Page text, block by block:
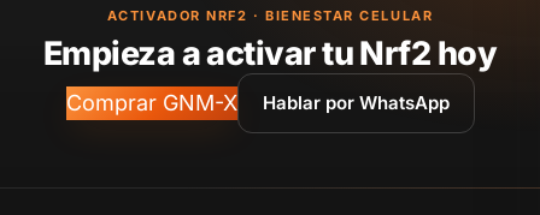
ACTIVADOR NRF2 · BIENESTAR CELULAR
Empieza a activar tu Nrf2 hoy
Comprar GNM-X Hablar por WhatsApp